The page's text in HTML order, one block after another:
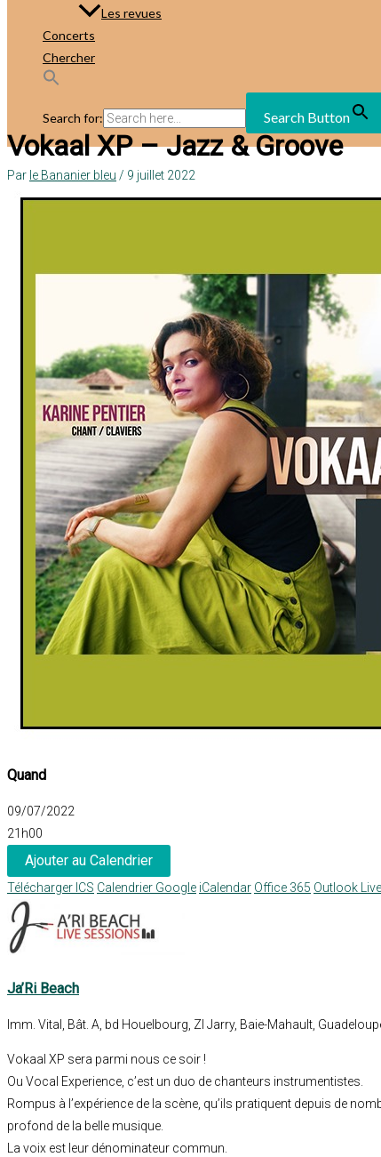
Les revues
Concerts
Chercher
Search for: Search Button
Vokaal XP – Jazz & Groove
Par le Bananier bleu / 9 juillet 2022
Quand
09/07/2022
21h00
Ajouter au Calendrier
Télécharger ICS Calendrier Google iCalendar Office 365 Outlook Live
Ja’Ri Beach
Imm. Vital, Bât. A, bd Houelbourg, ZI Jarry, Baie-Mahault,
Vokaal XP sera parmi nous ce soir !
Ou Vocal Experience, c’est un duo de chanteurs instrumentistes.
Rompus à l’expérience de la scène, qu’ils pratiquent depuis de
profond de la belle musique.
La voix est leur dénominateur commun.